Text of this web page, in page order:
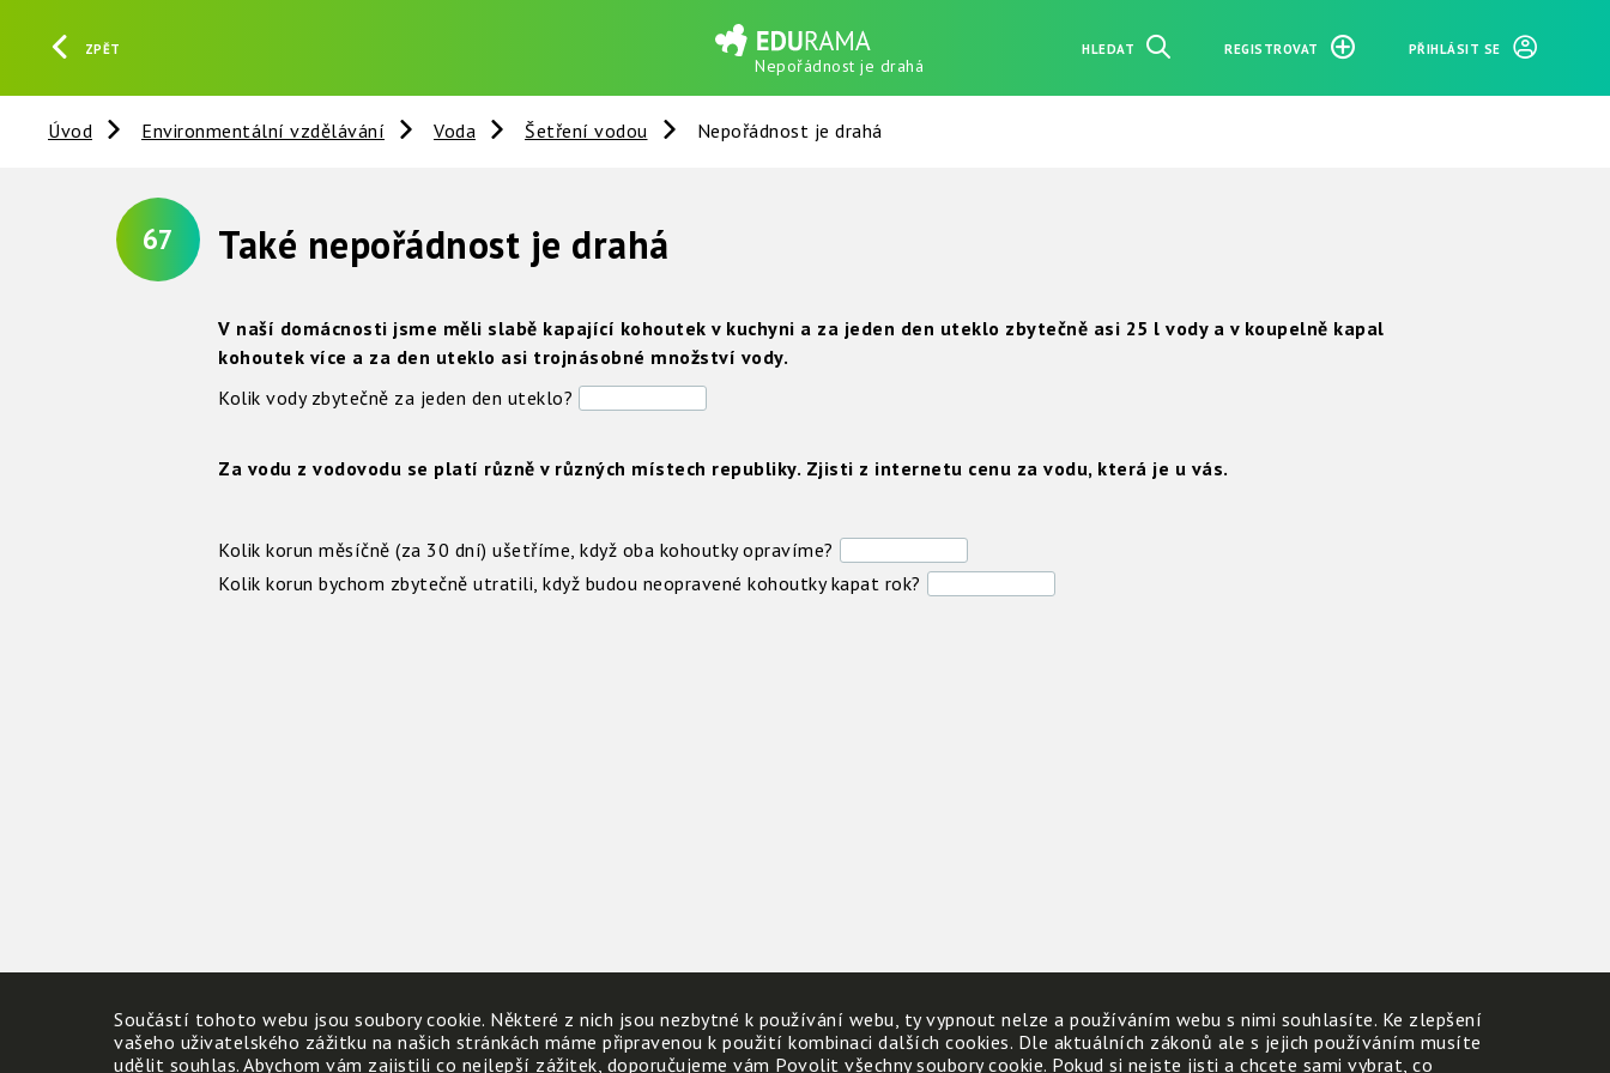
ZPĚT
Nepořádnost je drahá
HLEDAT REGISTROVAT PŘIHLÁSIT SE
Úvod Environmentální vzdělávání Voda Šetření vodou Nepořádnost je drahá
67 Také nepořádnost je drahá
V naší domácnosti jsme měli slabě kapající kohoutek v kuchyni a za jeden den uteklo zbytečně asi 25 l vody a v koupelně kapal
kohoutek více a za den uteklo asi trojnásobné množství vody.
Kolik vody zbytečně za jeden den uteklo?
Za vodu z vodovodu se platí různě v různých místech republiky. Zjisti z internetu cenu za vodu, která je u vás.
Kolik korun měsíčně (za 30 dní) ušetříme, když oba kohoutky opravíme?
Kolik korun bychom zbytečně utratili, když budou neopravené kohoutky kapat rok?
Součástí tohoto webu jsou soubory cookie. Některé z nich jsou nezbytné k používání webu, ty vypnout nelze a používáním webu s nimi souhlasíte. Ke zlepšení
vašeho uživatelského zážitku na našich stránkách máme připravenou k použití kombinaci dalších cookies. Dle aktuálních zákonů ale s jejich používáním musíte
udělit souhlas. Abychom vám zajistili co nejlepší zážitek, doporučujeme vám Povolit všechny soubory cookie. Pokud si nejste jisti a chcete sami vybrat, co